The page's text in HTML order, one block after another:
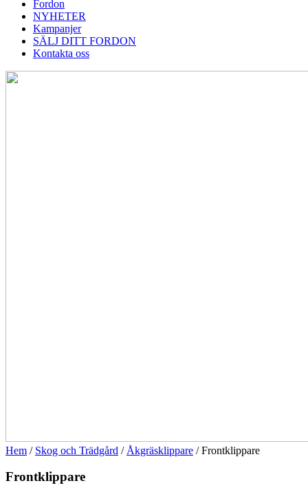
Fordon
NYHETER
Kampanjer
SÄLJ DITT FORDON
Kontakta oss
Hem / Skog och Trädgård / Åkgräsklippare / Frontklippare
Frontklippare